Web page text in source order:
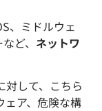
、ミドルウェ
ど、 ネットワ
対して、こちら
ェア、危険な構